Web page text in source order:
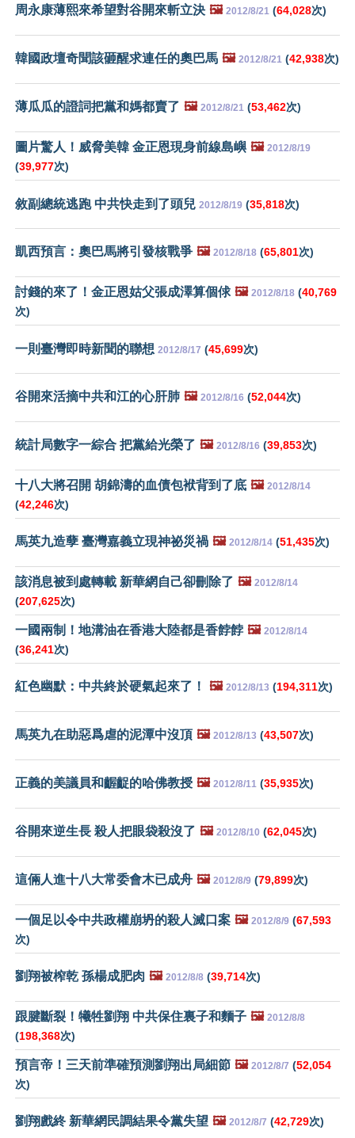
周永康薄熙來希望對谷開來斬立決 🖼️ 2012/8/21 (64,028次)
韓國政壇奇聞該砸醒求連任的奧巴馬 🖼️ 2012/8/21 (42,938次)
薄瓜瓜的證詞把黨和媽都賣了 🖼️ 2012/8/21 (53,462次)
圖片驚人！威脅美韓 金正恩現身前線島嶼 🖼️ 2012/8/19
(39,977次)
敘副總統逃跑 中共快走到了頭兒 2012/8/19 (35,818次)
凱西預言：奧巴馬將引發核戰爭 🖼️ 2012/8/18 (65,801次)
討錢的來了！金正恩姑父張成澤算個俅 🖼️ 2012/8/18 (40,769
次)
一則臺灣即時新聞的聯想 2012/8/17 (45,699次)
谷開來活摘中共和江的心肝肺 🖼️ 2012/8/16 (52,044次)
統計局數字一綜合 把黨給光榮了 🖼️ 2012/8/16 (39,853次)
十八大將召開 胡錦濤的血債包袱背到了底 🖼️ 2012/8/14
(42,246次)
馬英九造孽 臺灣嘉義立現神祕災禍 🖼️ 2012/8/14 (51,435次)
該消息被到處轉載 新華網自己卻刪除了 🖼️ 2012/8/14
(207,625次)
一國兩制！地溝油在香港大陸都是香餑餑 🖼️ 2012/8/14
(36,241次)
紅色幽默：中共終於硬氣起來了！ 🖼️ 2012/8/13 (194,311次)
馬英九在助惡爲虐的泥潭中沒頂 🖼️ 2012/8/13 (43,507次)
正義的美議員和齷齪的哈佛教授 🖼️ 2012/8/11 (35,935次)
谷開來逆生長 殺人把眼袋殺沒了 🖼️ 2012/8/10 (62,045次)
這倆人進十八大常委會木已成舟 🖼️ 2012/8/9 (79,899次)
一個足以令中共政權崩坍的殺人滅口案 🖼️ 2012/8/9 (67,593
次)
劉翔被榨乾 孫楊成肥肉 🖼️ 2012/8/8 (39,714次)
跟腱斷裂！犧牲劉翔 中共保住裏子和麵子 🖼️ 2012/8/8
(198,368次)
預言帝！三天前準確預測劉翔出局細節 🖼️ 2012/8/7 (52,054
次)
劉翔戲終 新華網民調結果令黨失望 🖼️ 2012/8/7 (42,729次)